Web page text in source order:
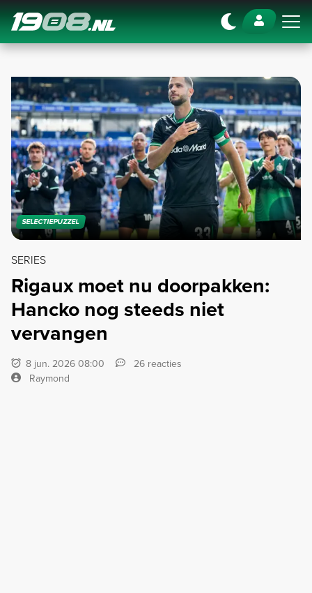
Navigation
SELECTIEPUZZEL
SERIES
Rigaux moet nu doorpakken:
Hancko nog steeds niet
vervangen
8 jun. 2026 08:00
26 reacties
Raymond